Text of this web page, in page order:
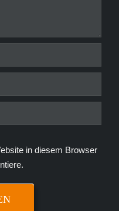
in diesem Browser